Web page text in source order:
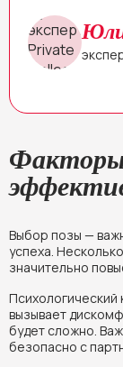
Выбор позы —
успеха.
значительно
вызывает
будет сложно.
безопасно с